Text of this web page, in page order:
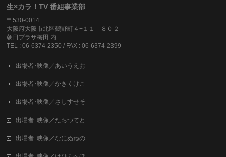
生×カラ！TV 番組事業部
〒530-0014
大阪府大阪市北区鶴野町４−１１－８０２
朝日プラザ梅田 内
TEL : 06-6374-2350 / FAX : 06-6374-2399
出場者･映像／あいうえお
出場者･映像／かきくけこ
出場者･映像／さしすせそ
出場者･映像／たちつてと
出場者･映像／なにぬねの